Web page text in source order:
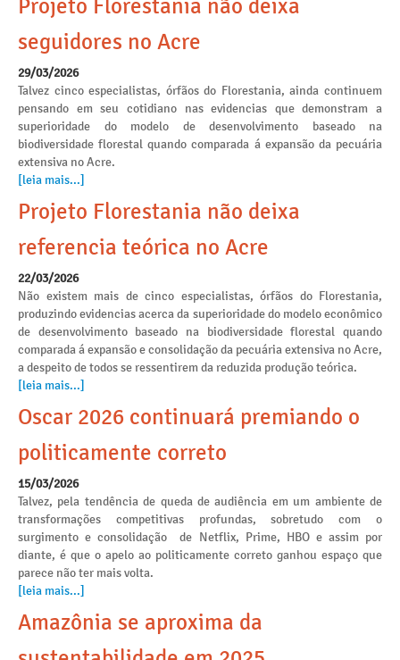
Projeto Florestania não deixa
seguidores no Acre
29/03/2026
Talvez cinco especialistas, órfãos do Florestania, ainda continuem
pensando em seu cotidiano nas evidencias que demonstram a
superioridade do modelo de desenvolvimento baseado na
biodiversidade florestal quando comparada á expansão da pecuária
extensiva no Acre.
[leia mais...]
Projeto Florestania não deixa
referencia teórica no Acre
22/03/2026
Não existem mais de cinco especialistas, órfãos do Florestania,
produzindo evidencias acerca da superioridade do modelo econômico
de desenvolvimento baseado na biodiversidade florestal quando
comparada á expansão e consolidação da pecuária extensiva no Acre,
a despeito de todos se ressentirem da reduzida produção teórica.
[leia mais...]
Oscar 2026 continuará premiando o
politicamente correto
15/03/2026
Talvez, pela tendência de queda de audiência em um ambiente de
transformações competitivas profundas, sobretudo com o
surgimento e consolidação de Netflix, Prime, HBO e assim por
diante, é que o apelo ao politicamente correto ganhou espaço que
parece não ter mais volta.
[leia mais...]
Amazônia se aproxima da